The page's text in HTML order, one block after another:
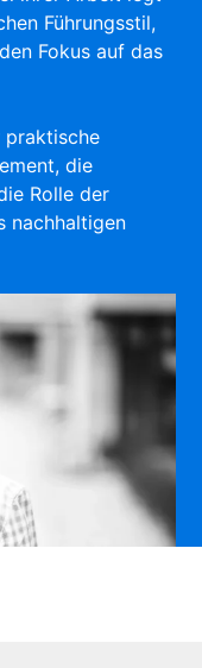
Führungsstil,
Fokus auf das
praktische
die
Rolle der
nachhaltigen